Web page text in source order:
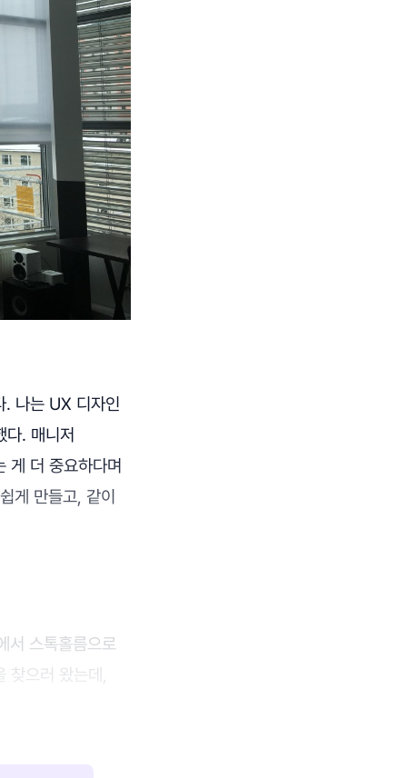
. 나는 UX 디자인
다. 매니저
게 더 중요하다며
게 만들고, 같이
서 스톡홀름으로
으러 왔는데,